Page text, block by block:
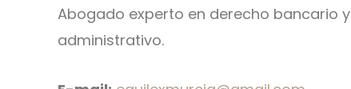
Abogado experto en derecho bancario y
administrativo.